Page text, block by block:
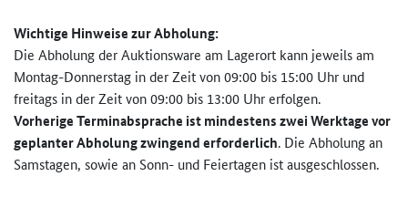
Wichtige Hinweise zurAbholung:
Die Abholung der Auktionsware am Lagerort kann jeweils am
Montag-Donnerstag in der Zeit von 09:00 bis 15:00 Uhr und
freitags in der Zeit von 09:00 bis 13:00 Uhr erfolgen.
Vorherige Terminabsprache ist mindestens zwei Werktage vor
geplanter Abholung zwingend erforderlich. Die Abholung an
Samstagen, sowie an Sonn- und Feiertagen ist ausgeschlossen.